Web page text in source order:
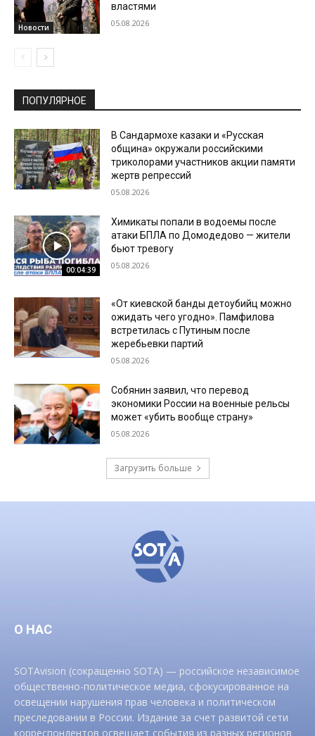
Новости
властями
05.08.2026
ПОПУЛЯРНОЕ
В Сандармохе казаки и «Русская
община» окружали российскими
триколорами участников акции памяти
жертв репрессий
05.08.2026
00:04:39
Химикаты попали в водоемы после
атаки БПЛА по Домодедово — жители
бьют тревогу
05.08.2026
«От киевской банды детоубийц можно
ожидать чего угодно». Памфилова
встретилась с Путиным после
жеребьевки партий
05.08.2026
Собянин заявил, что перевод
экономики России на военные рельсы
может «убить вообще страну»
05.08.2026
Загрузить больше
О НАС
SOTAvision (сокращенно SOTA) — российское независимое
общественно-политическое медиа, сфокусированное на
освещении нарушения прав человека и политическом
преследовании в России. Издание за счет развитой сети
корреспондентов освещает события из разных регионов